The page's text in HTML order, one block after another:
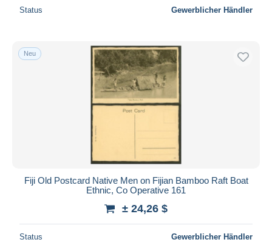
Status Gewerblicher Händler
Neu
Fiji Old Postcard Native Men on Fijian Bamboo Raft Boat
Ethnic, Co Operative 161
± 24,26 $
Status Gewerblicher Händler